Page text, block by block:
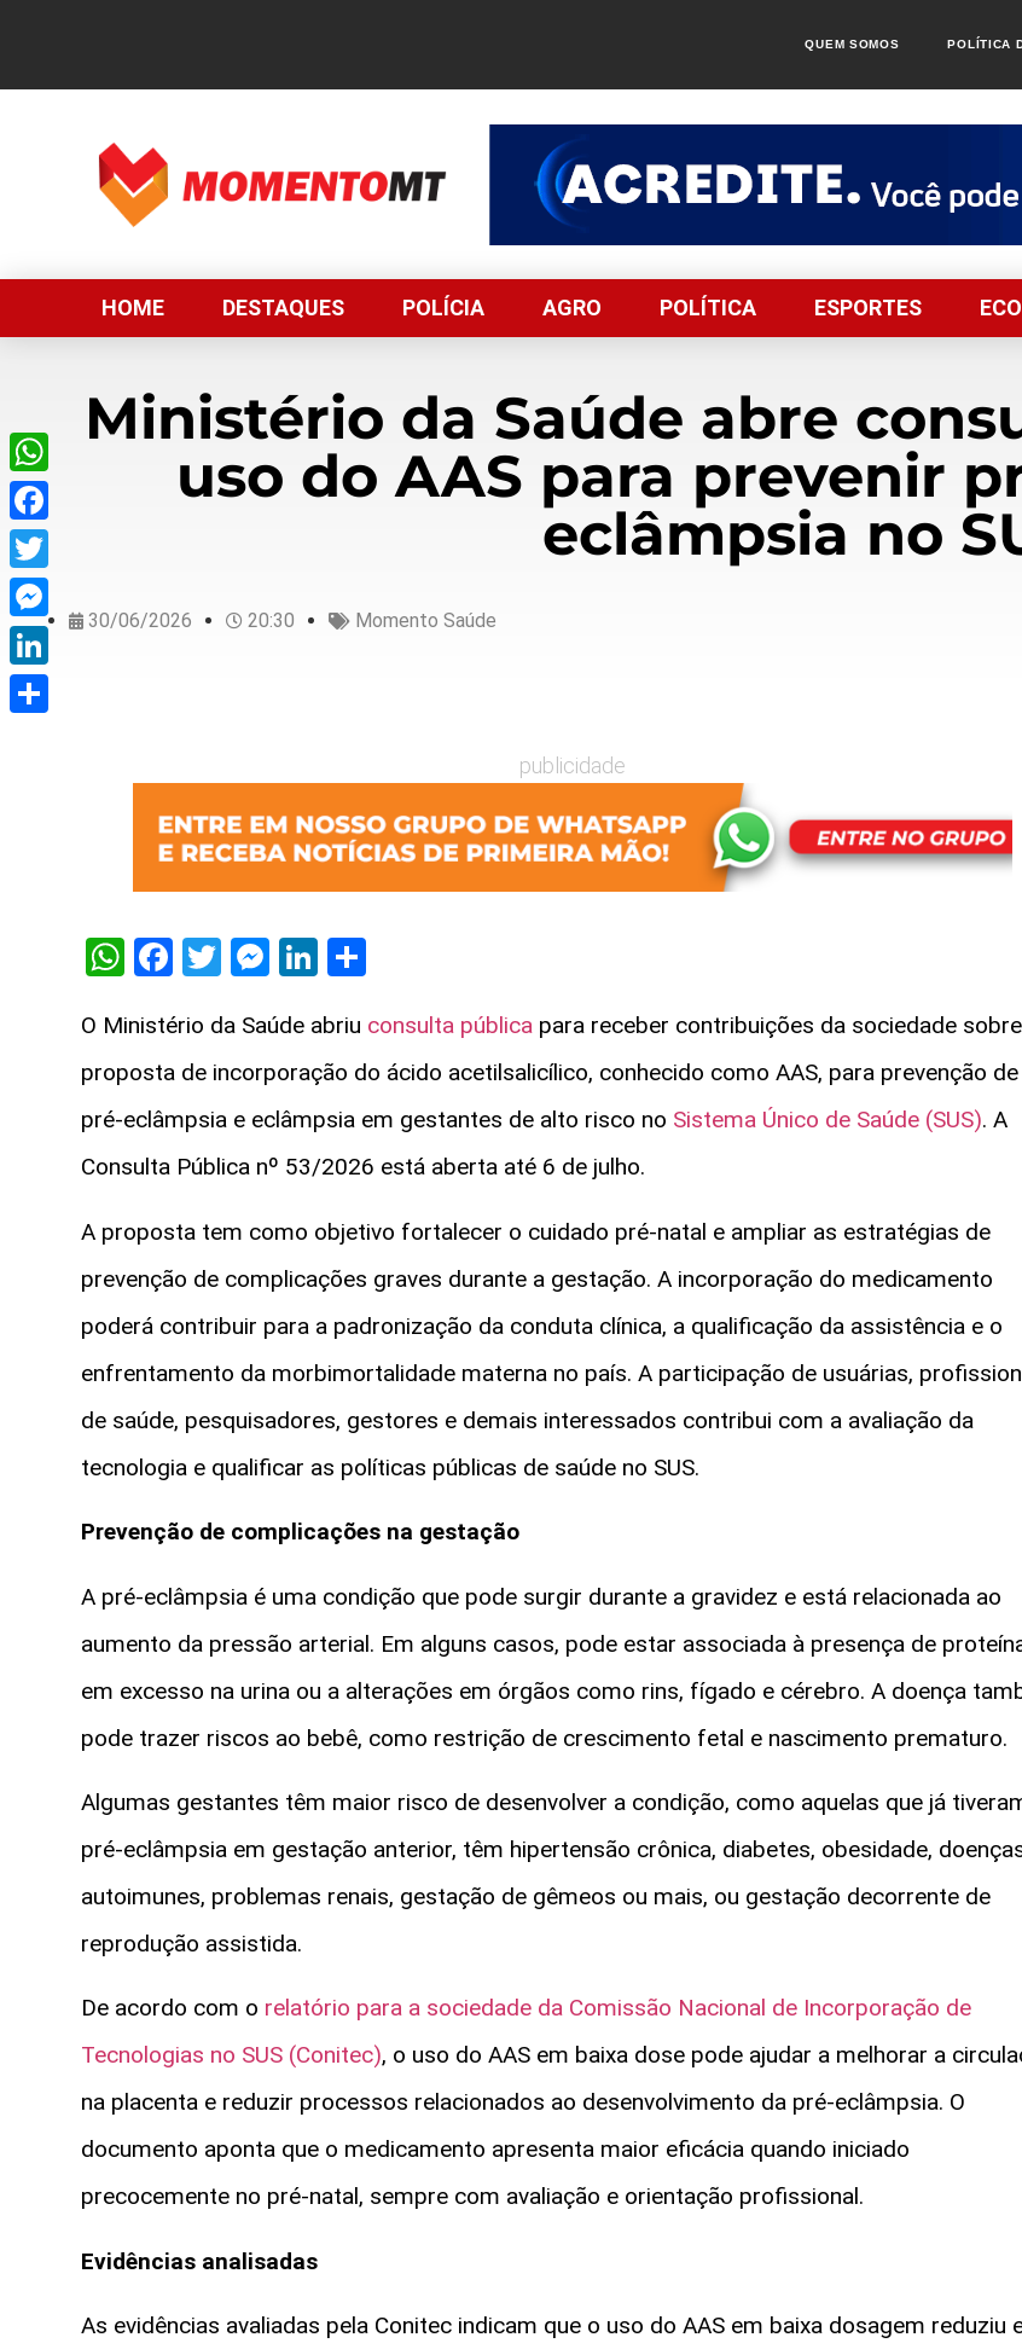
QUEM SOMOS POLÍTICA
HOME DESTAQUES POLÍCIA AGRO POLÍTICA ESPORTES
Ministério da Saúde abre
uso do AAS para prevenir
eclâmpsia no
30/06/2026 20:30 Momento Saúde
publicidade
WhatsApp
Facebook
TwitterMessenger
LinkedIn
O Ministério da Saúde abriu consulta pública para receber contribuições da sociedade
proposta de incorporação do ácido acetilsalicílico, conhecido como AAS, para prevenção de
pré-eclâmpsia e eclâmpsia em gestantes de alto risco no Sistema Único de Saúde (SUS). A
Consulta Pública nº 53/2026 está aberta até 6 de julho.
A proposta tem como objetivo fortalecer o cuidado pré-natal e ampliar as estratégias de
prevenção de complicações graves durante a gestação. A incorporação do medicamento
poderá contribuir para a padronização da conduta clínica, a qualificação da assistência e o
enfrentamento da morbimortalidade materna no país. A participação de usuárias,
de saúde, pesquisadores, gestores e demais interessados contribui com a avaliação da
tecnologia e qualificar as políticas públicas de saúde no SUS.
Prevenção de complicações na gestação
A pré-eclâmpsia é uma condição que pode surgir durante a gravidez e está relacionada ao
aumento da pressão arterial. Em alguns casos, pode estar associada à presença de
em excesso na urina ou a alterações em órgãos como rins, fígado e cérebro. A doença
pode trazer riscos ao bebê, como restrição de crescimento fetal e nascimento prematuro.
Algumas gestantes têm maior risco de desenvolver a condição, como aquelas que já
pré-eclâmpsia em gestação anterior, têm hipertensão crônica, diabetes, obesidade,
autoimunes, problemas renais, gestação de gêmeos ou mais, ou gestação decorrente de
reprodução assistida.
De acordo com o relatório para a sociedade da Comissão Nacional de Incorporação de
Tecnologias no SUS (Conitec), o uso do AAS em baixa dose pode ajudar a melhorar a
na placenta e reduzir processos relacionados ao desenvolvimento da pré-eclâmpsia. O
documento aponta que o medicamento apresenta maior eficácia quando iniciado
precocemente no pré-natal, sempre com avaliação e orientação profissional.
Evidências analisadas
As evidências avaliadas pela Conitec indicam que o uso do AAS em baixa dosagem reduziu
WhatsApp
Facebook
Twitter
Messenger
LinkedIn